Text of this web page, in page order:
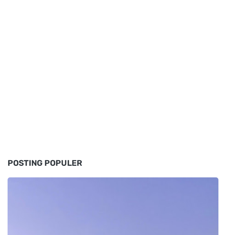
POSTING POPULER